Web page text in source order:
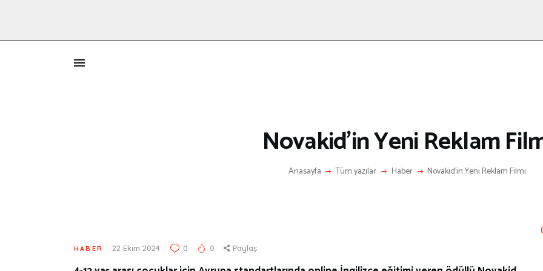
Novakid’in Yeni Reklam
Anasayfa Tüm yazılar Haber Novakid’in Yeni Reklam Filmi
RÖPORTAJ
İLETIŞIM
HABER 22 Ekim 2024 0 0 Paylaş